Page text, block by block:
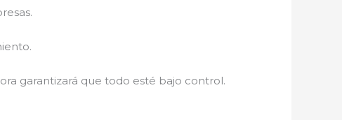
garantizará que todo esté bajo control.